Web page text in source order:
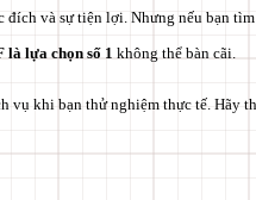
và sự tiện lợi. Nhưng nếu bạn
là lựa chọn số 1 không thể bàn cãi.
vụ khi bạn thử nghiệm thực tế. Hãy